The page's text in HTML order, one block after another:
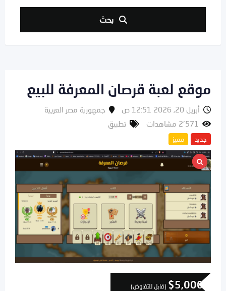
بحث
موقع لعبة قرصان المعرفة للبيع
أبريل 20, 2026 12:51 ص
جمهورية مصر العربية
2٬571 مشاهدات
تطبيق
جديد مميز
$5,000 (قابل للتفاوض)